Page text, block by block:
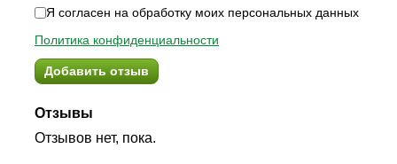
Я согласен на обработку моих персональных данных
Политика конфиденциальности
Добавить отзыв
Отзывы
Отзывов нет, пока.